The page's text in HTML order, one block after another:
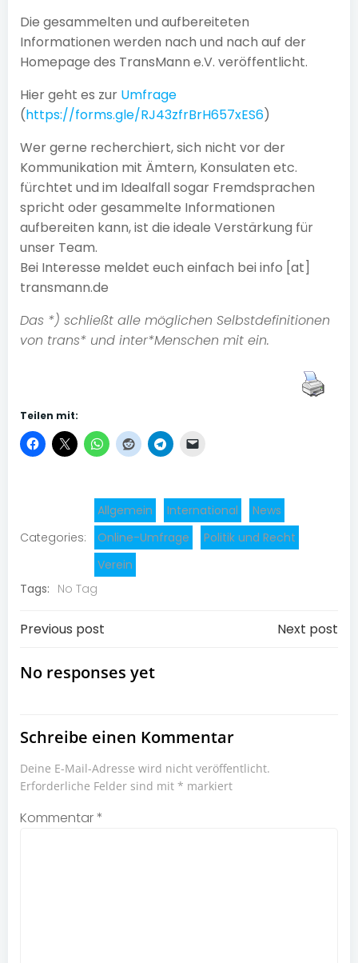
Die gesammelten und aufbereiteten
Informationen werden nach und nach auf der
Homepage des TransMann e.V. veröffentlicht.
Hier geht es zur Umfrage
(https://forms.gle/RJ43zfrBrH657xES6)
Wer gerne recherchiert, sich nicht vor der
Kommunikation mit Ämtern, Konsulaten etc.
fürchtet und im Idealfall sogar Fremdsprachen
spricht oder gesammelte Informationen
aufbereiten kann, ist die ideale Verstärkung für
unser Team.
Bei Interesse meldet euch einfach bei info [at]
transmann.de
Das *) schließt alle möglichen Selbstdefinitionen
von trans* und inter*Menschen mit ein.
Teilen mit:
Categories:
Allgemein International
News
Online-Umfrage
Politik und Recht
Verein
Tags: No Tag
Post
navigation
Previous post Next post
No responses yet
Schreibe einen Kommentar
Deine E-Mail-Adresse wird nicht veröffentlicht.
Erforderliche Felder sind mit * markiert
Kommentar*